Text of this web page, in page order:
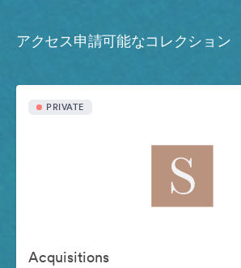
アクセス申請可能なコレクション
PRIVATE
Acquisitions